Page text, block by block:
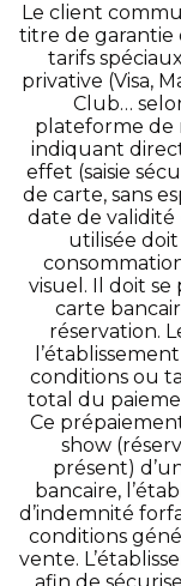
Le client
titre de garantie
tarifs
privative (Visa,
Club…
plateforme de
indiquant
effet (saisie
de carte, sans
date de validité
utilisée
visuel. Il doit se
carte
réservation.
conditions ou
total du
Ce
show
présent)
bancaire,
d’indemnité
conditions
vente.